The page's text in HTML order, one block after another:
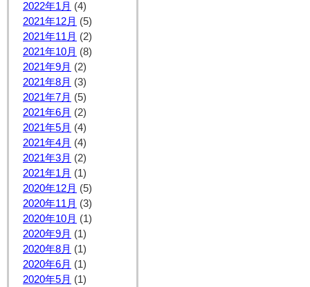
2022年1月 (4)
2021年12月 (5)
2021年11月 (2)
2021年10月 (8)
2021年9月 (2)
2021年8月 (3)
2021年7月 (5)
2021年6月 (2)
2021年5月 (4)
2021年4月 (4)
2021年3月 (2)
2021年1月 (1)
2020年12月 (5)
2020年11月 (3)
2020年10月 (1)
2020年9月 (1)
2020年8月 (1)
2020年6月 (1)
2020年5月 (1)